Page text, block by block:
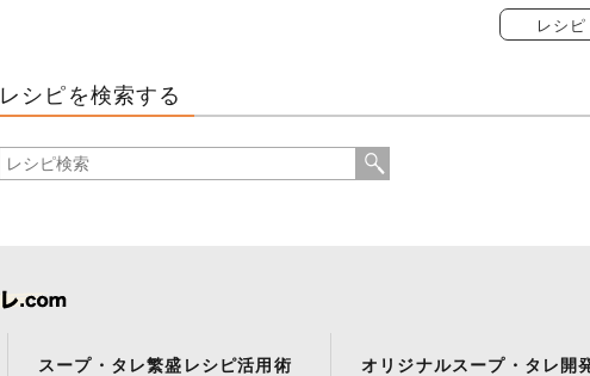
レシ
レシピを検索する
スープ・タレ繁盛レシピ活用術 オリジナルスープ・タレ開